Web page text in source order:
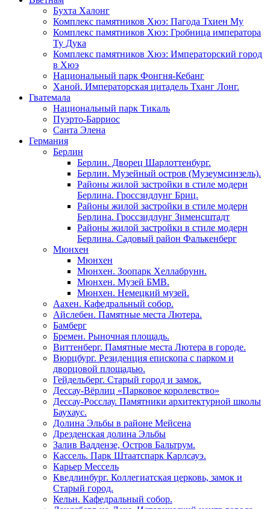
Бухта Халонг
Комплекс памятников Хюэ: Пагода Тхиен Му
Комплекс памятников Хюэ: Гробница императора
Ту Дука
Комплекс памятников Хюэ: Императорский город
в Хюэ
Национальный парк Фонгня-Кебанг
Ханой. Императорская цитадель Тханг Лонг.
Гватемала
Национальный парк Тикаль
Пуэрто-Барриос
Санта Элена
Германия
Берлин
Берлин. Дворец Шарлоттенбург.
Берлин. Музейный остров (Музеумсинзель).
Районы жилой застройки в стиле модерн
Берлина. Гроссзидлунг Бриц.
Районы жилой застройки в стиле модерн
Берлина. Гроссзидлунг Зименсштадт
Районы жилой застройки в стиле модерн
Берлина. Садовый район Фалькенберг
Мюнхен
Мюнхен
Мюнхен. Зоопарк Хеллабрунн.
Мюнхен. Музей БМВ.
Мюнхен. Немецкий музей.
Аахен. Кафедральный собор.
Айслебен. Памятные места Лютера.
Бамберг
Бремен. Рыночная площадь.
Виттенберг. Памятные места Лютера в городе.
Вюрцбург. Резиденция епископа с парком и
дворцовой площадью.
Гейдельберг. Старый город и замок.
Дессау-Вёрлиц «Парковое королевство»
Дессау-Росслау. Памятники архитектурной школы
Баухаус.
Долина Эльбы в районе Мейсена
Дрезденская долина Эльбы
Залив Ваддензе, Остров Бальтрум.
Кассель. Парк Штаатспарк Карлсауэ.
Карьер Мессель
Кведлинбург. Коллегиатская церковь, замок и
Старый город.
Кельн. Кафедральный собор.